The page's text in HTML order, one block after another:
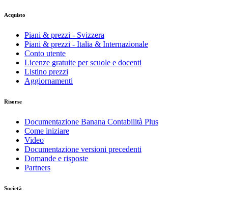
Acquisto
Piani & prezzi - Svizzera
Piani & prezzi - Italia & Internazionale
Conto utente
Licenze gratuite per scuole e docenti
Listino prezzi
Aggiornamenti
Risorse
Documentazione Banana Contabilità Plus
Come iniziare
Video
Documentazione versioni precedenti
Domande e risposte
Partners
Società